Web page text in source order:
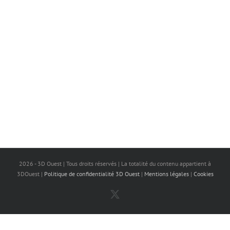
2026 - 3D Ouest | Tous droits réservés | La totalité du contenu appartient à
3DOuest | Politique de confidentialité 3D Ouest| Mentions légales| Cookies